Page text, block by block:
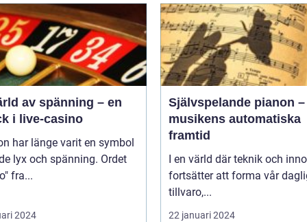
av spänning – en
i live-casino
har länge varit en symbol
lyx och spänning. Ordet
fra...
2024
Självspelande pianon –
musikens automatiska
framtid
I en värld där teknik och
fortsätter att forma vår
tillvaro,...
22 januari 2024